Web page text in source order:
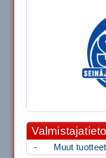
- Muut tuotteet